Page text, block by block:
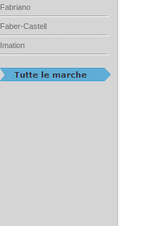
Fabriano
Faber-Castell
Imation